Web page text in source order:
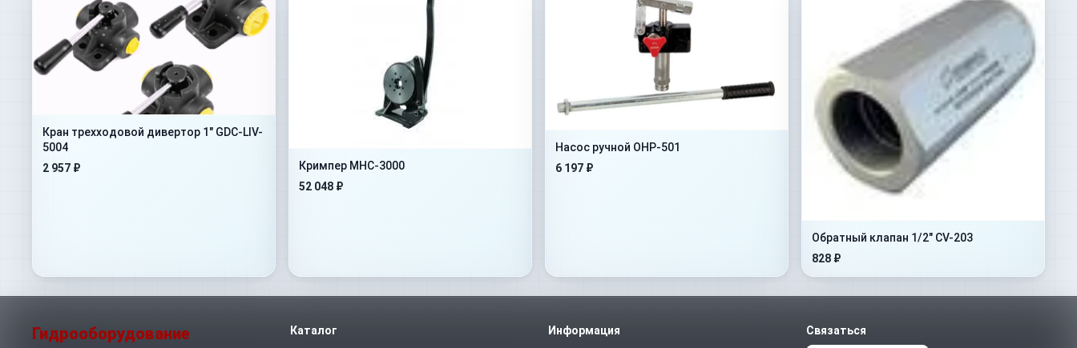
Кран трехходовой дивертор 1" GDC-LIV-
5004
2 957 ₽
Кримпер MHC-3000
52 048 ₽
Насос ручной OHP-501
6 197 ₽
Обратный клапан 1/2" CV-203
828 ₽
Гидрооборудование
Каталог
Информация
Связаться